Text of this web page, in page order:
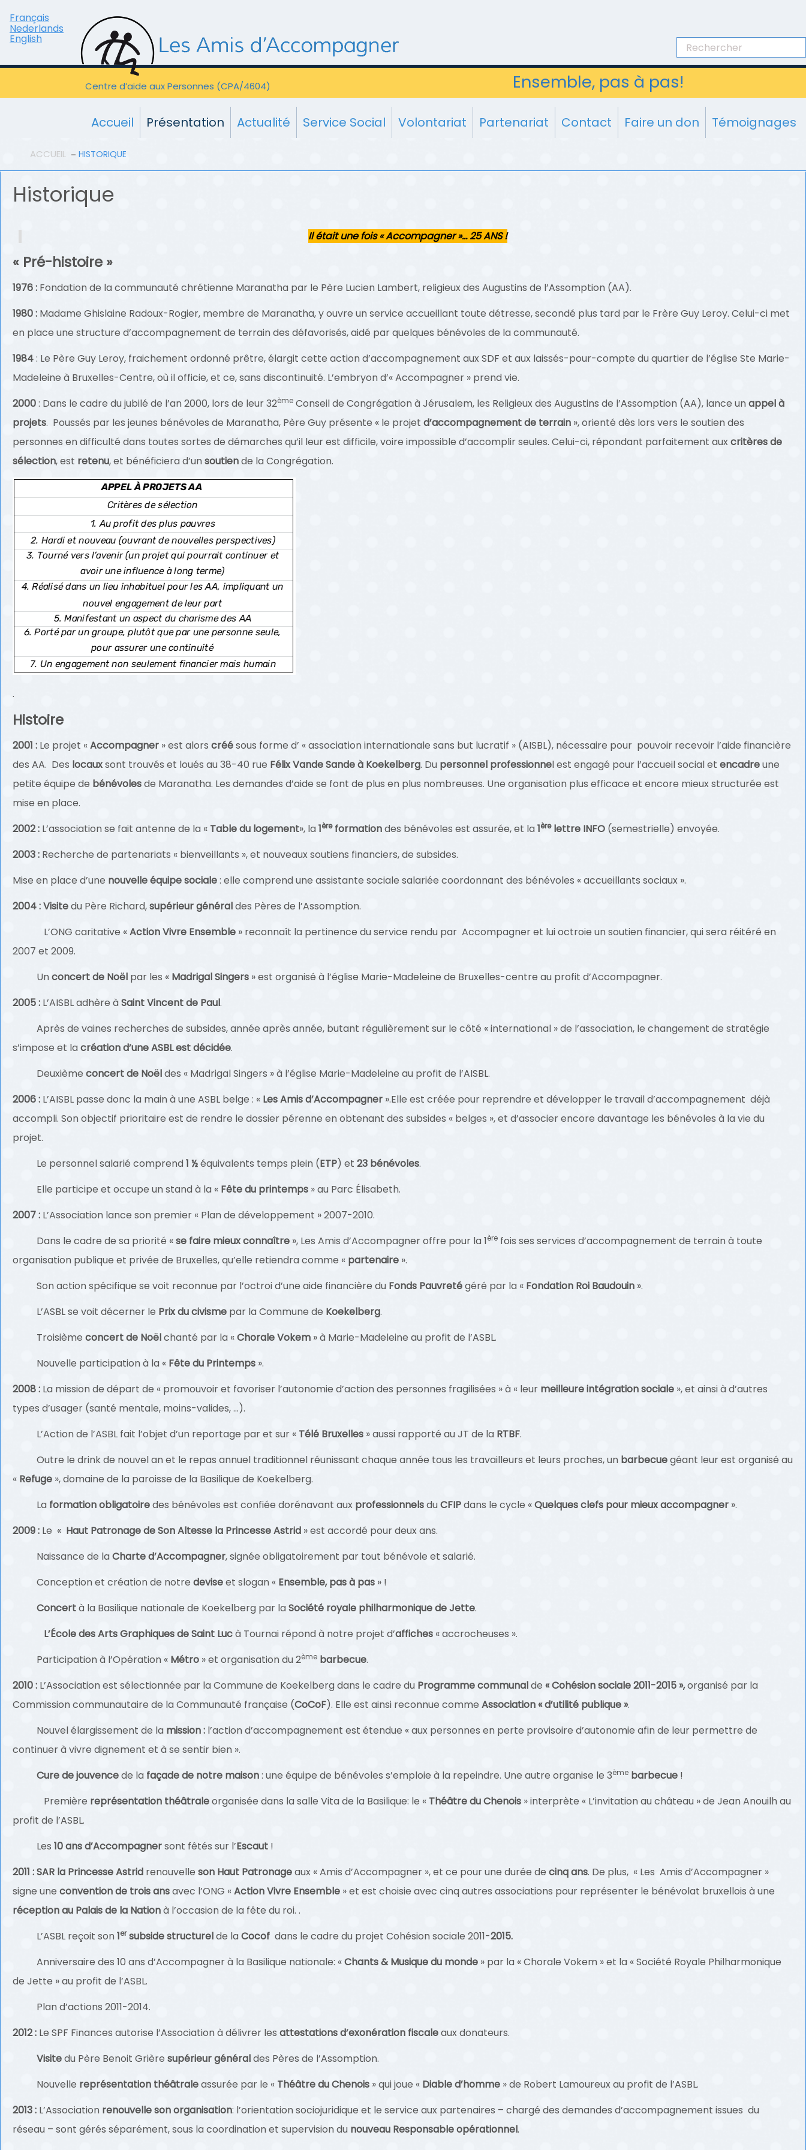
Français
Nederlands
English
Centre d’aide aux Personnes (CPA/4604) Ensemble, pas à pas!
Accueil Présentation Actualité Service Social Volontariat Partenariat Contact Faire un don Témoignages
ACCUEIL HISTORIQUE
Historique
Il était une fois « Accompagner »… 25 ANS !
« Pré-histoire »
1976 : Fondation de la communauté chrétienne Maranatha par le Père Lucien Lambert, religieux des Augustins de l’Assomption (AA).
1980 : Madame Ghislaine Radoux-Rogier, membre de Maranatha, y ouvre un service accueillant toute détresse, secondé plus tard par le Frère Guy Leroy. Celui-ci met
en place une structure d’accompagnement de terrain des défavorisés, aidé par quelques bénévoles de la communauté.
1984: Le Père Guy Leroy, fraichement ordonné prêtre, élargit cette action d’accompagnement aux SDF et aux laissés-pour-compte du quartier de l’église Ste Marie-
Madeleine à Bruxelles-Centre, où il officie, et ce, sans discontinuité. L’embryon d’« Accompagner » prend vie.
2000: Dans le cadre du jubilé de l’an 2000, lors de leur 32ème Conseil de Congrégation à Jérusalem, les Religieux des Augustins de l’Assomption (AA), lance unappel à
projets. Poussés par les jeunes bénévoles de Maranatha, Père Guy présente « le projet d’accompagnement de terrain », orienté dès lors vers le soutien des
personnes en difficulté dans toutes sortes de démarches qu’il leur est difficile, voire impossible d’accomplir seules. Celui-ci, répondant parfaitement auxcritères de
sélection, est retenu, et bénéficiera d’unsoutiende la Congrégation.
.
Histoire
2001 : Le projet «Accompagner » est alors créésous forme d’ « association internationale sans but lucratif » (AISBL), nécessaire pour pouvoir recevoir l’aide financière
des AA. Des locauxsont trouvés et loués au 38-40 rue Félix Vande Sande à Koekelberg. Du personnel professionnel est engagé pour l’accueil social et encadreune
petite équipe de bénévolesde Maranatha. Les demandes d’aide se font de plus en plus nombreuses. Une organisation plus efficace et encore mieux structurée est
mise en place.
2002 : L’association se fait antenne de la « Table du logement», la1èreformationdes bénévoles est assurée, et la1èrelettre INFO (semestrielle) envoyée.
2003 : Recherche de partenariats « bienveillants », et nouveaux soutiens financiers, de subsides.
Mise en place d’une nouvelle équipe sociale: elle comprend une assistante sociale salariée coordonnant des bénévoles « accueillants sociaux ».
2004 :Visitedu Père Richard,supérieur généraldes Pères de l’Assomption.
L’ONG caritative «Action Vivre Ensemble » reconnaît la pertinence du service rendu par Accompagner et lui octroie un soutien financier, qui sera réitéré en
2007 et 2009.
Unconcert de Noël par les « Madrigal Singers » est organisé à l’église Marie-Madeleine de Bruxelles-centre au profit d’Accompagner.
2005 : L’AISBL adhère àSaint Vincent de Paul.
Après de vaines recherches de subsides, année après année, butant régulièrement sur le côté « international » de l’association, le changement de stratégie
s’impose et lacréation d’une ASBL est décidée.
Deuxième concert de Noëldes « Madrigal Singers » à l’église Marie-Madeleine au profit de l’AISBL.
2006 : L’AISBL passe donc la main à une ASBL belge : « Les Amis d’Accompagner ».Elle est créée pour reprendre et développer le travail d’accompagnement déjà
accompli. Son objectif prioritaire est de rendre le dossier pérenne en obtenant des subsides « belges », et d’associer encore davantage les bénévoles à la vie du
projet.
Le personnel salarié comprend 1 ½équivalents temps plein (ETP) et 23 bénévoles.
Elle participe et occupe un stand à la « Fête du printemps » au Parc Élisabeth.
2007 : L’Association lance son premier « Plan de développement » 2007-2010.
Dans le cadre de sa priorité «se faire mieux connaître », Les Amis d’Accompagner offre pour la 1ère fois ses services d’accompagnement de terrain à toute
organisation publique et privée de Bruxelles, qu’elle retiendra comme « partenaire ».
Son action spécifique se voit reconnue par l’octroi d’une aide financière du Fonds Pauvretégéré par la « Fondation Roi Baudouin ».
L’ASBL se voit décerner le Prix du civisme par la Commune de Koekelberg.
Troisième concert de Noëlchanté par la «Chorale Vokem » à Marie-Madeleine au profit de l’ASBL.
Nouvelle participation à la « Fête du Printemps ».
2008 : La mission de départ de « promouvoir et favoriser l’autonomie d’action des personnes fragilisées » à « leur meilleure intégration sociale », et ainsi à d’autres
types d’usager (santé mentale, moins-valides, …).
L’Action de l’ASBL fait l’objet d’un reportage par et sur « Télé Bruxelles » aussi rapporté au JT de la RTBF.
Outre le drink de nouvel an et le repas annuel traditionnel réunissant chaque année tous les travailleurs et leurs proches, un barbecuegéant leur est organisé au
« Refuge », domaine de la paroisse de la Basilique de Koekelberg.
La formation obligatoiredes bénévoles est confiée dorénavant aux professionnelsduCFIPdans le cycle «Quelques clefs pour mieux accompagner ».
2009 : Le « Haut Patronage de Son Altesse la Princesse Astrid » est accordé pour deux ans.
Naissance de laCharte d’Accompagner, signée obligatoirement par tout bénévole et salarié.
Conception et création de notre deviseet slogan « Ensemble, pas à pas » !
Concertà la Basilique nationale de Koekelberg par laSociété royale philharmonique de Jette.
L’École des Arts Graphiques de Saint Lucà Tournai répond à notre projet d’affiches « accrocheuses ».
Participation à l’Opération « Métro » et organisation du 2ème barbecue.
2010 : L’Association est sélectionnée par la Commune de Koekelberg dans le cadre du Programme communalde « Cohésion sociale 2011-2015 »,organisé par la
Commission communautaire de la Communauté française (CoCoF). Elle est ainsi reconnue comme Association « d’utilité publique ».
Nouvel élargissement de la mission : l’action d’accompagnement est étendue « aux personnes en perte provisoire d’autonomie afin de leur permettre de
continuer à vivre dignement et à se sentir bien ».
Cure de jouvencede la façade de notre maison: une équipe de bénévoles s’emploie à la repeindre. Une autre organise le 3ème barbecue !
Première représentation théâtraleorganisée dans la salle Vita de la Basilique: le « Théâtre du Chenois » interprète « L’invitation au château » de Jean Anouilh au
profit de l’ASBL.
Les 10 ans d’Accompagnersont fêtés sur l’Escaut !
2011 :SAR la Princesse Astrid renouvelle son Haut Patronageaux « Amis d’Accompagner », et ce pour une durée de cinq ans. De plus, « Les Amis d’Accompagner »
signe une convention de trois ansavec l’ONG «Action Vivre Ensemble » et est choisie avec cinq autres associations pour représenter le bénévolat bruxellois à une
réception au Palais de la Nationà l’occasion de la fête du roi. .
L’ASBL reçoit son 1ersubside structurelde laCocof dans le cadre du projet Cohésion sociale 2011-2015.
Anniversaire des 10 ans d’Accompagner à la Basilique nationale: «Chants & Musique du monde » par la « Chorale Vokem » et la « Société Royale Philharmonique
de Jette » au profit de l’ASBL.
Plan d’actions 2011-2014.
2012 : Le SPF Finances autorise l’Association à délivrer les attestations d’exonération fiscaleaux donateurs.
Visitedu Père Benoit Grière supérieur généraldes Pères de l’Assomption.
Nouvelle représentation théâtraleassurée par le « Théâtre du Chenois » qui joue « Diable d’homme » de Robert Lamoureux au profit de l’ASBL.
2013 : L’Association renouvelle son organisation: l’orientation sociojuridique et le service aux partenaires – chargé des demandes d’accompagnement issues du
réseau – sont gérés séparément, sous la coordination et supervision du nouveau Responsable opérationnel.